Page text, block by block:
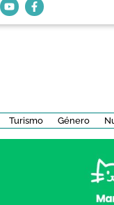
Turismo Género